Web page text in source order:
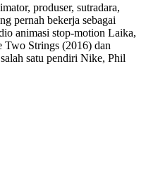
produser, sutradara,
pernah bekerja sebagai
animasi stop-motion Laika,
Two Strings (2016) dan
satu pendiri Nike, Phil